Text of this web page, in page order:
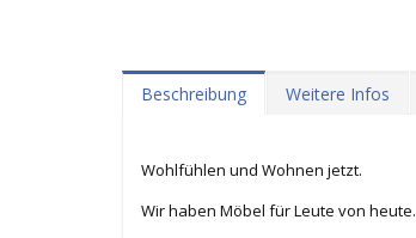
Beschreibung Weitere Infos
Wohlfühlen und Wohnen jetzt.
Wir haben Möbel für Leute von heute.